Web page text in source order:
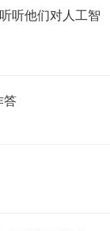
听他们对人工智
答